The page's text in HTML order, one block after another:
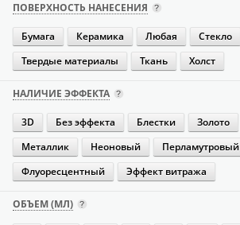
ПОВЕРХНОСТЬ НАНЕСЕНИЯ
Бумага Керамика Любая
Стекло
Твердые материалы
Ткань Холст
НАЛИЧИЕ ЭФФЕКТА
3D Без эффекта Блестки Золото
Металлик
Неоновый Перламутровый
Флуоресцентный
Эффект витража
ОБЪЕМ (МЛ)